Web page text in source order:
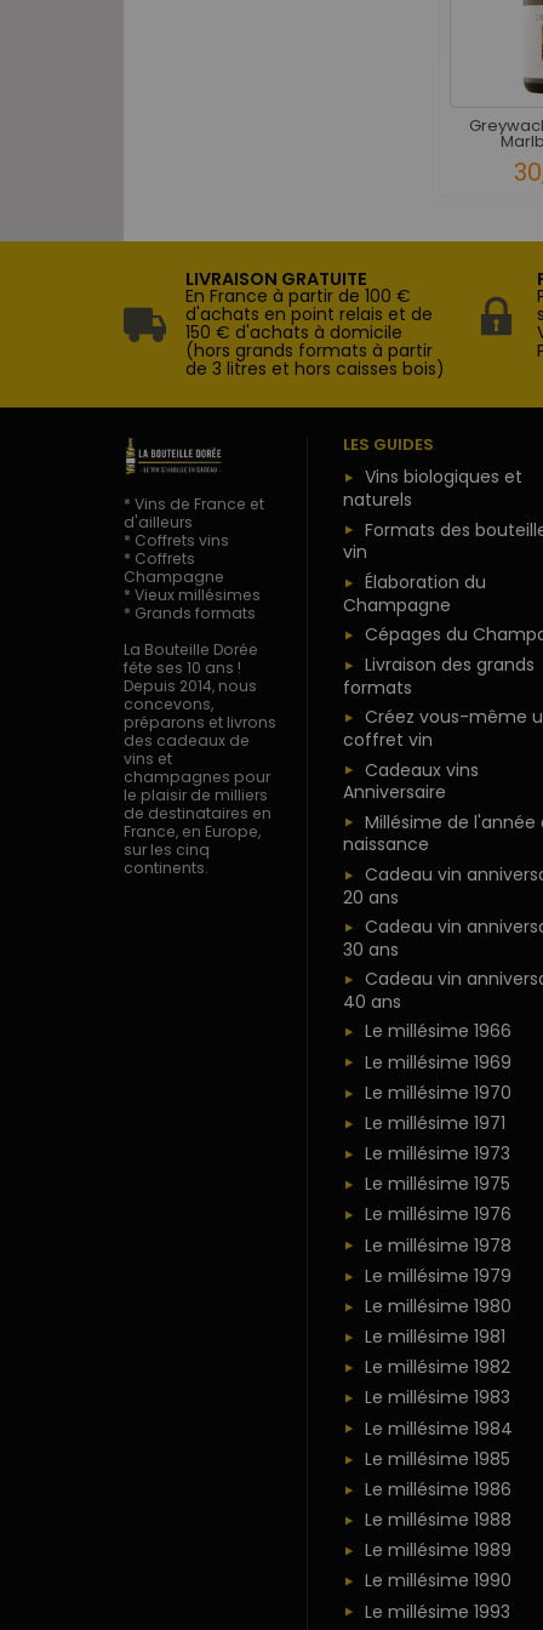
LIVRAISON GRATUITE
En France à partir de 100 €
d'achats en point relais et de
150 € d'achats à domicile
(hors grands formats à partir
de 3 litres et hors caisses bois)
* Vins de France et
d'ailleurs
* Coffrets vins
* Coffrets
Champagne
* Vieux millésimes
* Grands formats
La Bouteille Dorée
fête ses 10 ans !
Depuis 2014, nous
concevons,
préparons et livrons
des cadeaux de
vins et
champagnes pour
le plaisir de milliers
de destinataires en
France, en Europe,
sur les cinq
continents.
LES GUIDES
Vins biologiques et
naturels
Formats des
vin
Élaboration du
Champagne
Cépages du
Livraison des grands
formats
Créez vous-même
coffret vin
Cadeaux vins
Anniversaire
Millésime de l'année
naissance
Cadeau vin
20 ans
Cadeau vin
30 ans
Cadeau vin
40 ans
Le millésime 1966
Le millésime 1969
Le millésime 1970
Le millésime 1971
Le millésime 1973
Le millésime 1975
Le millésime 1976
Le millésime 1978
Le millésime 1979
Le millésime 1980
Le millésime 1981
Le millésime 1982
Le millésime 1983
Le millésime 1984
Le millésime 1985
Le millésime 1986
Le millésime 1988
Le millésime 1989
Le millésime 1990
Le millésime 1993